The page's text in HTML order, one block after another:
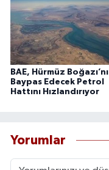
BAE, Hürmüz Boğazı’nı
Baypas Edecek Petrol
Hattını Hızlandırıyor
Yorumlar